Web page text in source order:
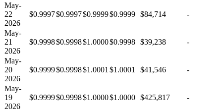
May-
22
2026
$0.9997$0.9997$0.9999$0.9999 $84,714 -
May-
21
2026
$0.9998$0.9998$1.0000$0.9998 $39,238 -
May-
20
2026
$0.9999$0.9998$1.0001 $1.0001 $41,546 -
May-
19
2026
$0.9999$0.9998$1.0000$1.0000 $425,817 -